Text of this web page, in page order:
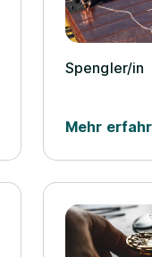
Spengler/­in
Mehr